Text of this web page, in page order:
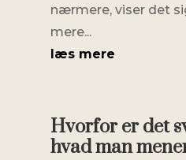
nærmere, viser det
mere...
læs mere
Hvorfor er det
hvad man